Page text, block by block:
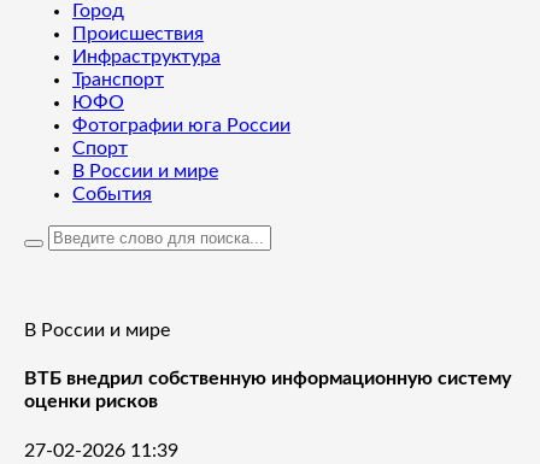
Город
Происшествия
Инфраструктура
Транспорт
ЮФО
Фотографии юга России
Спорт
В России и мире
События
В России и мире
ВТБ внедрил собственную информационную систему
оценки рисков
27-02-2026 11:39